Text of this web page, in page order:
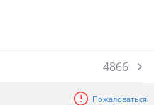
4866
Пожаловаться